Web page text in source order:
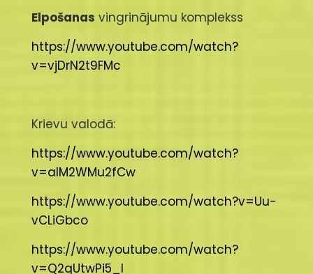
Elpošanas vingrinājumu komplekss
https://www.youtube.com/watch?
v=vjDrN2t9FMc
Krievu valodā:
https://www.youtube.com/watch?
v=aIM2WMu2fCw
https://www.youtube.com/watch?v=Uu-
vCLiGbco
https://www.youtube.com/watch?
v=Q2qUtwPi5_I